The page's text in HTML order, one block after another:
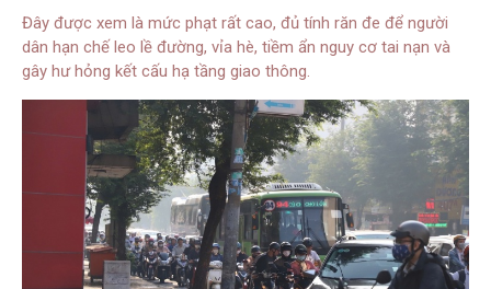
Đây được xem là mức phạt rất cao, đủ tính răn đe để người
dân hạn chế leo lề đường, vỉa hè, tiềm ẩn nguy cơ tai nạn và
gây hư hỏng kết cấu hạ tầng giao thông.